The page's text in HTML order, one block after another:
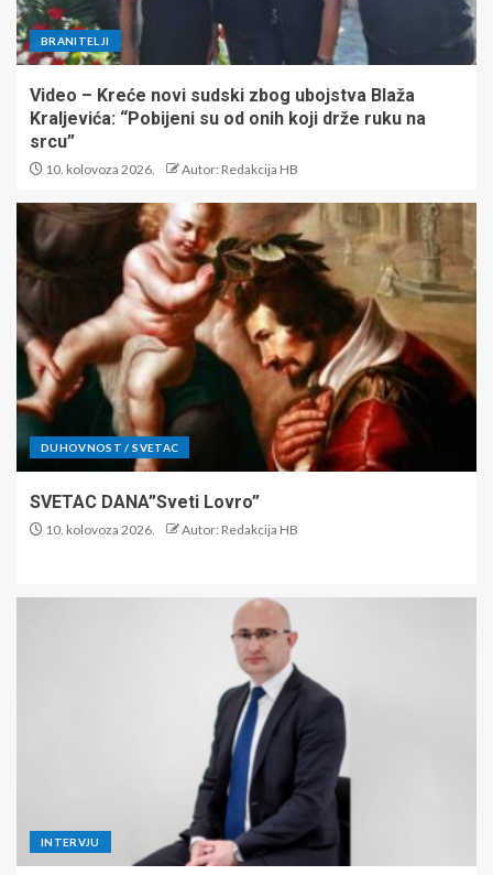
BRANITELJI
Video – Kreće novi sudski zbog ubojstva Blaža
Kraljevića: “Pobijeni su od onih koji drže ruku na
srcu”
10. kolovoza 2026. Autor: Redakcija HB
DUHOVNOST / SVETAC
SVETAC DANA”Sveti Lovro”
10. kolovoza 2026. Autor: Redakcija HB
INTERVJU